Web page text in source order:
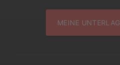
MEINE